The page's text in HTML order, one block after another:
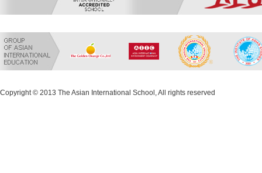
Copyright © 2013 The Asian International School, All rights reserved